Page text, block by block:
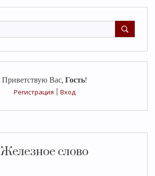
Приветствую Вас, Гость!
Регистрация
Вход
Железное слово